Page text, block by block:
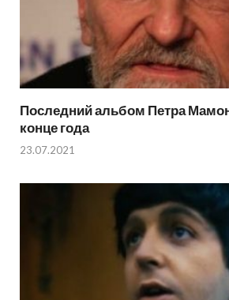
Последний альбом Петра
конце года
23.07.2021